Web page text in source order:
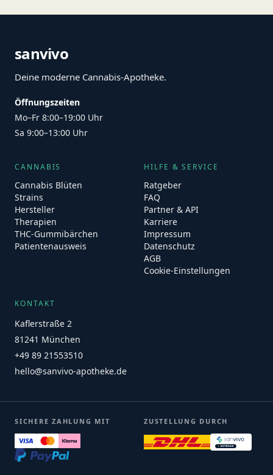
sanvivo
Deine moderne Cannabis-Apotheke.
Öffnungszeiten
Mo–Fr 8:00–19:00 Uhr
Sa 9:00–13:00 Uhr
CANNABIS
Cannabis Blüten
Strains
Hersteller
Therapien
THC-Gummibärchen
Patientenausweis
HILFE & SERVICE
Ratgeber
FAQ
Partner & API
Karriere
Impressum
Datenschutz
AGB
Cookie-Einstellungen
KONTAKT
Kaflerstraße 2
81241 München
+49 89 21553510
hello@sanvivo-apotheke.de
SICHERE ZAHLUNG MIT ZUSTELLUNG DURCH